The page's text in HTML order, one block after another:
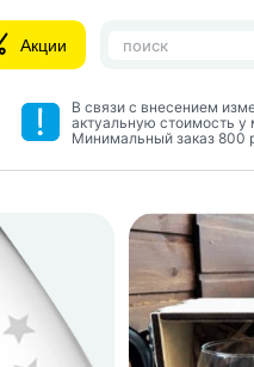
Акции
В связи с внесением
актуальную стоимость
Минимальный заказ 800
и согласие с